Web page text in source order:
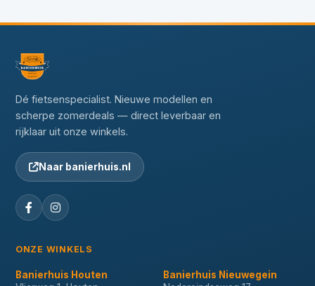
Dé fietsenspecialist. Nieuwe modellen en
scherpe zomerdeals — direct leverbaar en
rijklaar uit onze winkels.
Naar banierhuis.nl
ONZE WINKELS
Banierhuis Houten
Banierhuis Nieuwegein